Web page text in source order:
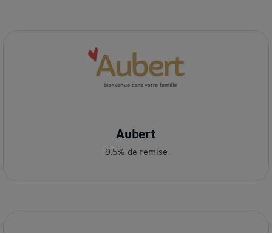
Aubert
9.5% de remise